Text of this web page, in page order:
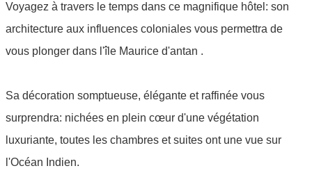
Voyagez à travers le temps dans ce magnifique hôtel: son
architecture aux influences coloniales vous permettra de
vous plonger dans l'île Maurice d'antan .
Sa décoration somptueuse, élégante et raffinée vous
surprendra: nichées en plein cœur d'une végétation
luxuriante, toutes les chambres et suites ont une vue sur
l'Océan Indien.